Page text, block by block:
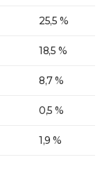
25,5 %
18,5 %
8,7 %
0,5 %
1,9 %